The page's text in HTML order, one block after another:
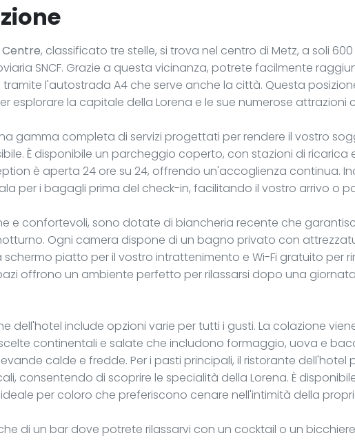
Centre, classificato tre stelle, si trova nel centro di Metz, a soli
SNCF. Grazie a questa vicinanza, potrete facilmente
tramite l'autostrada A4 che serve anche la città. Questa
esplorare la capitale della Lorena e le sue numerose attrazioni
gamma completa di servizi progettati per rendere il vostro
È disponibile un parcheggio coperto, con stazioni di ricarica
è aperta 24 ore su 24, offrendo un'accoglienza continua.
per i bagagli prima del check-in, facilitando il vostro arrivo o
e confortevoli, sono dotate di biancheria recente che
Ogni camera dispone di un bagno privato con
schermo piatto per il vostro intrattenimento e Wi-Fi gratuito per
offrono un ambiente perfetto per rilassarsi dopo una
dell'hotel include opzioni varie per tutti i gusti. La colazione
continentali e salate che includono formaggio, uova e
calde e fredde. Per i pasti principali, il ristorante dell'hotel
consentendo di scoprire le specialità della Lorena. È
per coloro che preferiscono cenare nell'intimità della
di un bar dove potrete rilassarvi con un cocktail o un